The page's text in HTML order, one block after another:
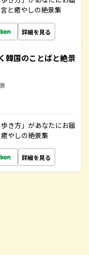
と癒やしの絶景集
詳細を見る
韓国のことばと絶景
き方」があなたにお届
やしの絶景集
詳細を見る